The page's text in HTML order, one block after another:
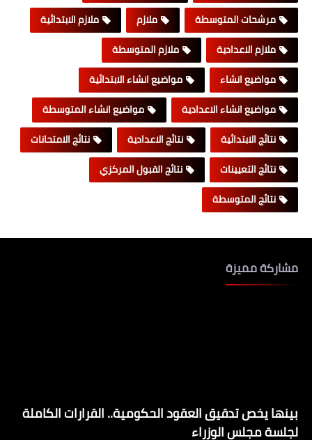
مرشحات المتوسطة
ملازم
ملازم الابتدائية
ملازم الاعدادية
ملازم المتوسطة
مواضيع انشاء
مواضيع انشاء الابتدائية
مواضيع انشاء الاعدادية
مواضيع انشاء المتوسطة
نتائج الابتدائية
نتائج الاعدادية
نتائج الامتحانات
نتائج التعيينات
نتائج القبول المركزي
نتائج المتوسطة
مشاركة مميزة
بينها يخص تدقيق العقود الحكومية.. القرارات الكاملة
لجلسة مجلس الوزراء